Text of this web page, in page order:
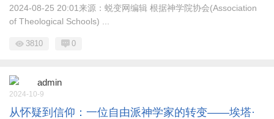
2024-08-25 20:01来源：蜕变网编辑 根据神学院协会(Association
of Theological Schools) ...
3810 0
admin
2024-10-9
从怀疑到信仰：一位自由派神学家的转变——埃塔·